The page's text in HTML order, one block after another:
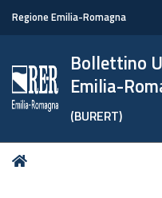
Regione Emilia-Romagna
Bollettino
Emilia-
(BURERT)
Tu